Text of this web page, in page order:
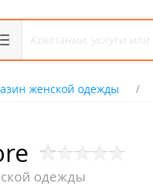
женской одежды
одежды